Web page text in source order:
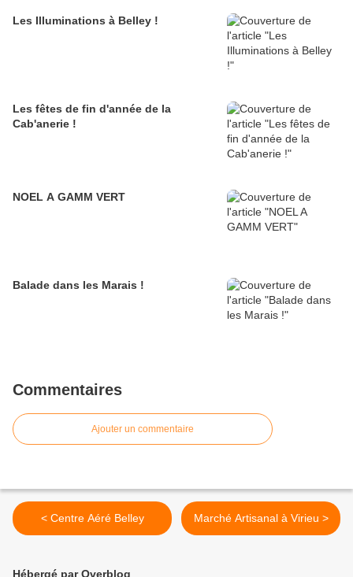
Les Illuminations à Belley !
Les fêtes de fin d'année de la
Cab'anerie !
NOEL A GAMM VERT
Balade dans les Marais !
Commentaires
Ajouter un commentaire
< Centre Aéré Belley Marché Artisanal à Virieu >
Hébergé par Overblog